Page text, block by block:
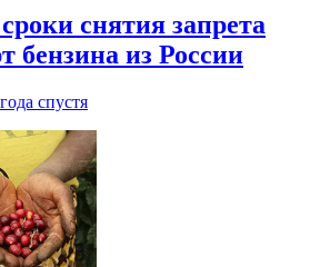
снятия запрета
бензина из России
спустя